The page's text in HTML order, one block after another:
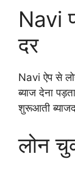
Navi
दर
Navi ऐप से
ब्याज देना
शुरूआती
लोन